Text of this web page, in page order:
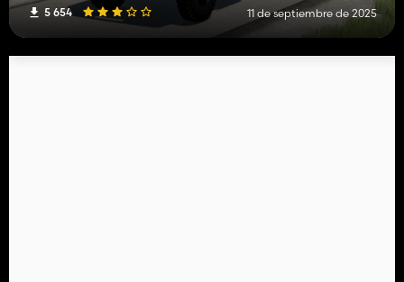
5 654 11 de septiembre de 2025